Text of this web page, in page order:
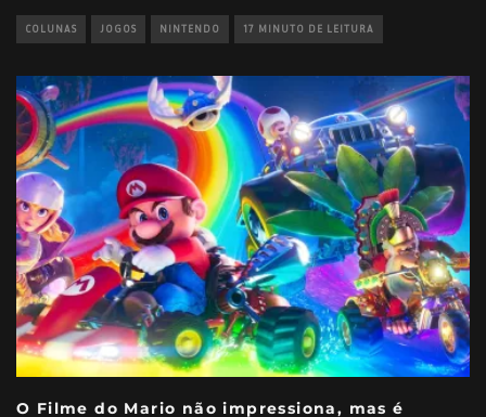
COLUNAS JOGOS NINTENDO 17 MINUTO DE LEITURA
O Filme do Mario não impressiona, mas é